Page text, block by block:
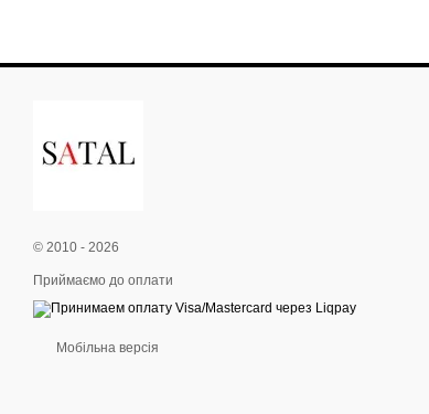
© 2010 - 2026
Приймаємо до оплати
Мобільна версія